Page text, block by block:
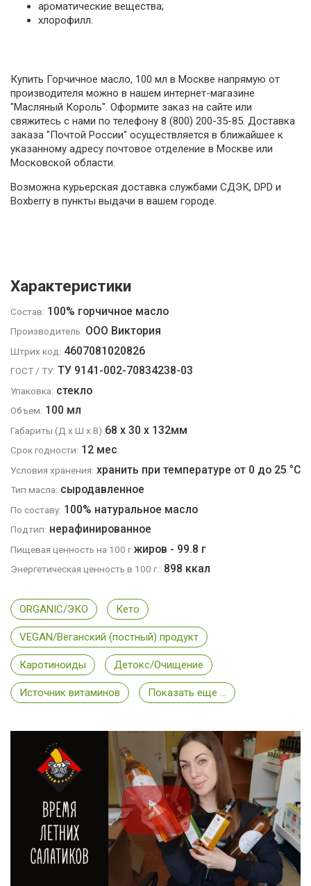
ароматические вещества;
хлорофилл.
Купить Горчичное масло, 100 мл в Москве напрямую от
производителя можно в нашем интернет-магазине
"Масляный Король". Оформите заказ на сайте или
свяжитесь с нами по телефону 8 (800) 200-35-85. Доставка
заказа "Почтой России" осуществляется в ближайшее к
указанному адресу почтовое отделение в Москве или
Московской области.
Возможна курьерская доставка службами СДЭК, DPD и
Boxberry в пункты выдачи в вашем городе.
Характеристики
Состав: 100% горчичное масло
Производитель: ООО Виктория
Штрих код: 4607081020826
ГОСТ / ТУ: ТУ 9141-002-70834238-03
Упаковка: стекло
Объем: 100 мл
Габариты (Д x Ш x В) 68 х 30 х 132мм
Срок годности: 12 мес
Условия хранения: хранить при температуре от 0 до 25 °C
Тип масла: сыродавленное
По составу: 100% натуральное масло
Подтип: нерафинированное
Пищевая ценность на 100 г жиров - 99.8 г
Энергетическая ценность в 100 г.: 898 ккал
ORGANIC/ЭКО Кето
VEGAN/Веганский (постный) продукт
Каротиноиды Детокс/Очищение
Источник витаминов Показать еще ...